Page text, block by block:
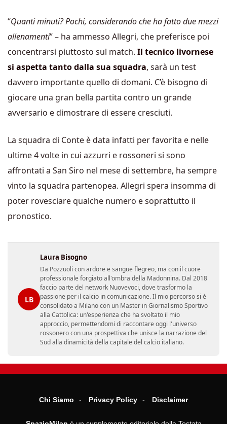
“Quanti minuti? Pochi, considerando che ha fatto due mezzi
allenamenti” – ha ammesso Allegri, che preferisce poi
concentrarsi piuttosto sul match. Il tecnico livornese
si aspetta tanto dalla sua squadra, sarà un test
davvero importante quello di domani. C’è bisogno di
giocare una gran bella partita contro un grande
avversario e dimostrare di essere cresciuti.
La squadra di Conte è data infatti per favorita e nelle
ultime 4 volte in cui azzurri e rossoneri si sono
affrontati a San Siro nel mese di settembre, ha sempre
vinto la squadra partenopea. Allegri spera insomma di
poter rovesciare qualche numero e soprattutto il
pronostico.
LB
Laura Bisogno
Da Pozzuoli con ardore e sangue flegreo, ma con il cuore
professionale forgiato all'ombra della Madonnina. Dal 2018
faccio parte del network Nuovevoci, dove trasformo la
passione per il calcio in comunicazione. Il mio percorso si è
consolidato a Milano con un Master in Giornalismo Sportivo
alla Cattolica: un'esperienza che ha svoltato il mio
approccio, permettendomi di raccontare oggi l'universo
rossonero con una prospettiva che unisce la narrazione del
Sud alla dinamicità della capitale del calcio italiano.
Chi Siamo Privacy Policy Disclaimer